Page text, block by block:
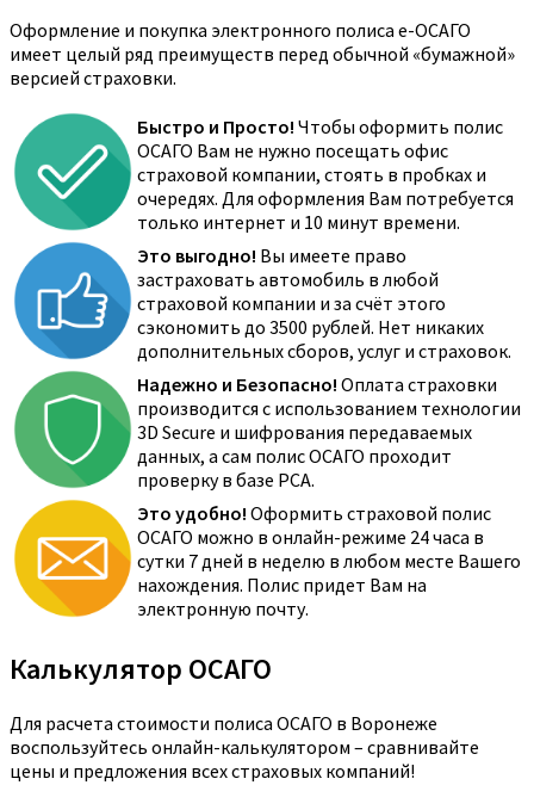
Оформление и покупка электронного полиса е-ОСАГО
имеет целый ряд преимуществ перед обычной «бумажной»
версией страховки.
Быстро и Просто! Чтобы оформить полис
ОСАГО Вам не нужно посещать офис
страховой компании, стоять в пробках и
очередях. Для оформления Вам потребуется
только интернет и 10 минут времени.
Это выгодно! Вы имеете право
застраховать автомобиль в любой
страховой компании и за счёт этого
сэкономить до 3500 рублей. Нет никаких
дополнительных сборов, услуг и страховок.
Надежно и Безопасно! Оплата страховки
производится с использованием технологии
3D Secure и шифрования передаваемых
данных, а сам полис ОСАГО проходит
проверку в базе РСА.
Это удобно! Оформить страховой полис
ОСАГО можно в онлайн-режиме 24 часа в
сутки 7 дней в неделю в любом месте Вашего
нахождения. Полис придет Вам на
электронную почту.
Калькулятор ОСАГО
Для расчета стоимости полиса ОСАГО в Воронеже
воспользуйтесь онлайн-калькулятором – сравнивайте
цены и предложения всех страховых компаний!